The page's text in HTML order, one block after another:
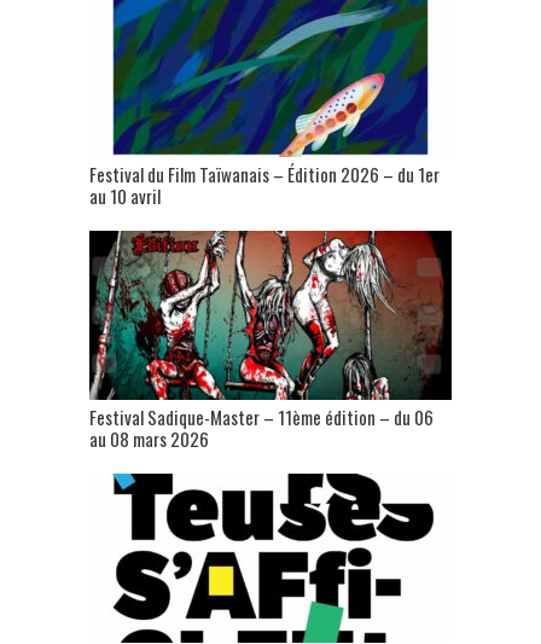
Festival du Film Taïwanais – Édition 2026 – du 1er
au 10 avril
Festival Sadique-Master – 11ème édition – du 06
au 08 mars 2026